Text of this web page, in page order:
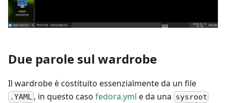
Due parole sul wardrobe
Il wardrobe è costituito essenzialmente da un file
.YAML , in questo casofedora.yml e da una sysroot